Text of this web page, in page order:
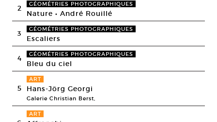
2 GÉOMÉTRIES PHOTOGRAPHIQUES
Nature • André Rouillé
3 GÉOMÉTRIES PHOTOGRAPHIQUES
Escaliers
4 GÉOMÉTRIES PHOTOGRAPHIQUES
Bleu du ciel
5
ART
Hans-Jörg Georgi
Galerie Christian Berst,
ART